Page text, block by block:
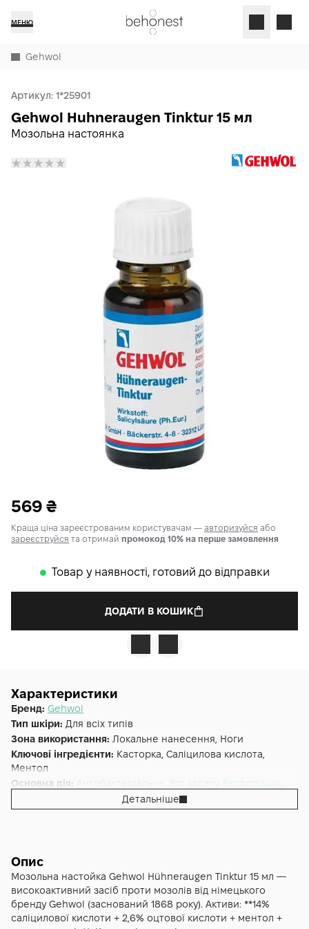
МЕНЮ
Gehwol
Артикул: 1*25901
Мозольна настоянка
Gehwol Huhneraugen Tinktur 15 мл
569 ₴
Краща ціна зареєстрованим користувачам — авторизуйся або
зареєструйся та отримай промокод 10% на перше замовлення
𒊹 Товар у наявності, готовий до відправки
ДОДАТИ В КОШИК
Характеристики
Бренд: Gehwol
Тип шкіри: Для всіх типів
Зона використання: Локальне нанесення, Ноги
Ключові інгредієнти: Касторка, Саліцилова кислота,
Ментол
Основна дія: Антибактеріальне Від запаху , Ексфоліація
Форма випуску:Настоянка
Детальніше
Опис
Мозольна настойка Gehwol Hühneraugen Tinktur 15 мл —
високоактивний засіб проти мозолів від німецького
бренду Gehwol (заснований 1868 року). Активи: **14%
саліцилової кислоти + 2,6% оцтової кислоти + ментол +